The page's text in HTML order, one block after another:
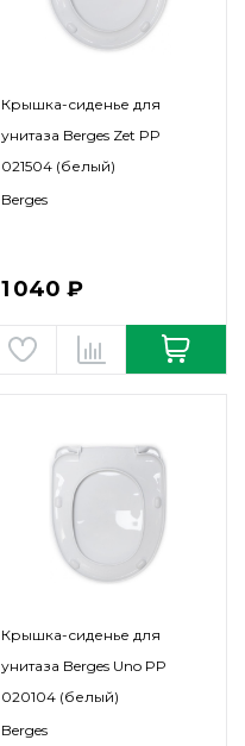
Крышка-сиденье для
унитаза Berges Zet PP
021504 (белый)
Berges
1 040 ₽
Крышка-сиденье для
унитаза Berges Uno PР
020104 (белый)
Berges